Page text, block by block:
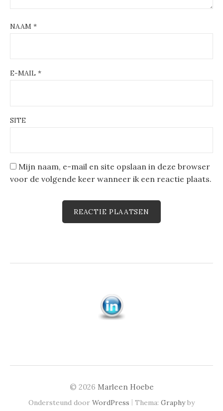
NAAM *
E-MAIL *
SITE
Mijn naam, e-mail en site opslaan in deze browser
voor de volgende keer wanneer ik een reactie plaats.
© 2026 Marleen Hoebe
Ondersteund door WordPress | Thema: Graphyby